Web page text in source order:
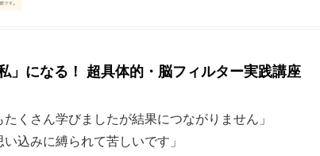
」になる！ 超具体的・脳フィルター実践講座
たくさん学びましたが結果につながりません」
い込みに縛られて苦しいです」